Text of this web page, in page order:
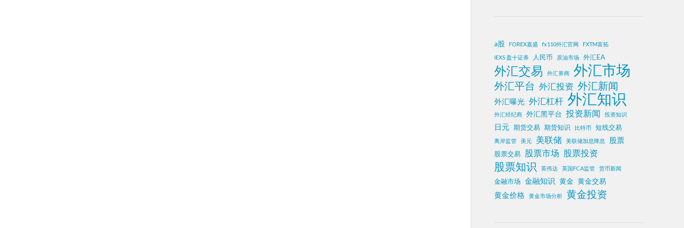
a股 FOREX嘉盛 fx110外汇官网
FXTM富拓
IEXS 盈十证券
人民币 原油市场 外汇EA
外汇交易 外汇券商 外汇市场
外汇平台 外汇投资 外汇新闻
外汇曝光 外汇杠杆 外汇知识
外汇经纪商 外汇黑平台 投资新闻 投资知识
日元 期货交易 期货知识 比特币 短线交易
离岸监管 美元 美联储 美联储加息降息 股票
股票交易 股票市场 股票投资
股票知识 英伟达 英国FCA监管 货币新闻
金融市场 金融知识 黄金 黄金交易
黄金价格 黄金市场分析 黄金投资